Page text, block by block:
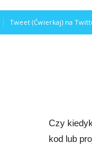
Tweet (Ćwierkaj) na
Czy
kod lub